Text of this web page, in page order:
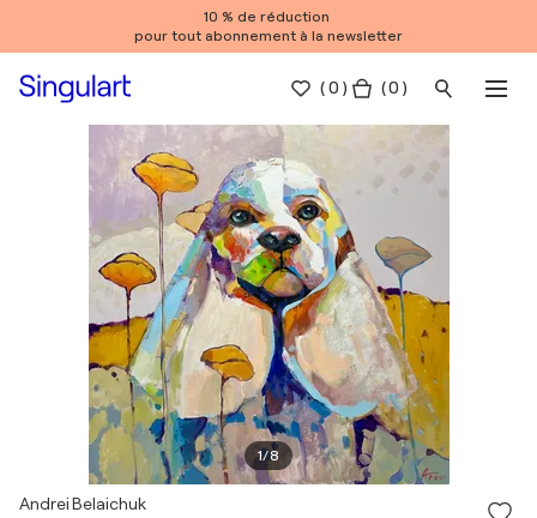
10 % de réduction
pour tout abonnement à la newsletter
(0 ) ( 0 )
1/8
Andrei Belaichuk